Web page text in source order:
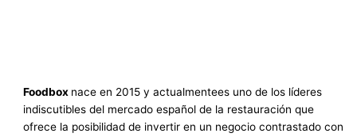
Foodbox nace en 2015 y actualmentees uno de los líderes
indiscutibles del mercado español de la restauración que
ofrece la posibilidad de invertir en un negocio contrastado con